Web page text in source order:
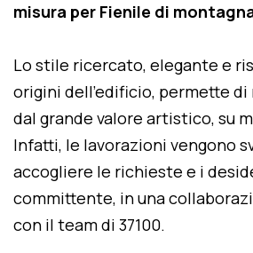
misura per Fienile di
Lo stile ricercato, elegante e
origini dell'edificio, permette di
dal grande valore artistico, su
Infatti, le lavorazioni vengono
accogliere le richieste e i
committente, in una
con il team di 37100.